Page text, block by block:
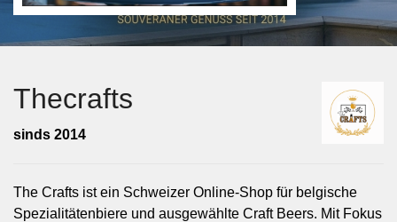
Thecrafts
sinds 2014
The Crafts ist ein Schweizer Online-Shop für belgische
Spezialitätenbiere und ausgewählte Craft Beers. Mit Fokus